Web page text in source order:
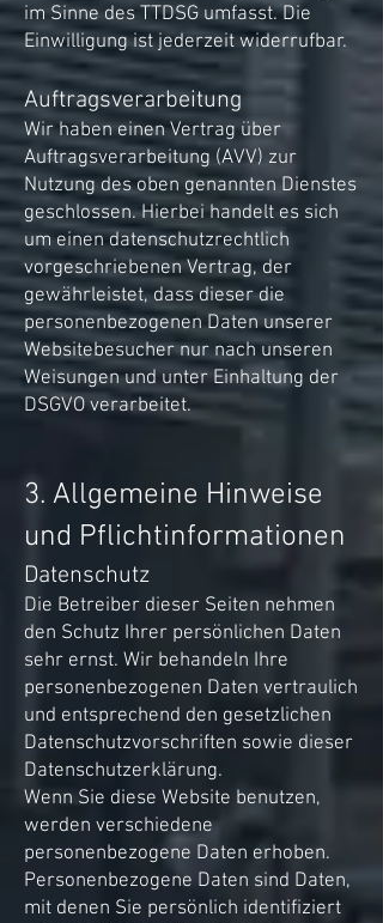
im Sinne des TTDSG umfasst. Die
Einwilligung ist jederzeit widerrufbar.
Auftragsverarbeitung
Wir haben einen Vertrag über
Auftragsverarbeitung (AVV) zur
Nutzung des oben genannten Dienstes
geschlossen. Hierbei handelt es sich
um einen datenschutzrechtlich
vorgeschriebenen Vertrag, der
gewährleistet, dass dieser die
personenbezogenen Daten unserer
Websitebesucher nur nach unseren
Weisungen und unter Einhaltung der
DSGVO verarbeitet.
3. Allgemeine Hinweise
und Pflichtinformationen
Datenschutz
Die Betreiber dieser Seiten nehmen
den Schutz Ihrer persönlichen Daten
sehr ernst. Wir behandeln Ihre
personenbezogenen Daten vertraulich
und entsprechend den gesetzlichen
Datenschutzvorschriften sowie dieser
Datenschutzerklärung.
Wenn Sie diese Website benutzen,
werden verschiedene
personenbezogene Daten erhoben.
Personenbezogene Daten sind Daten,
mit denen Sie persönlich identifiziert